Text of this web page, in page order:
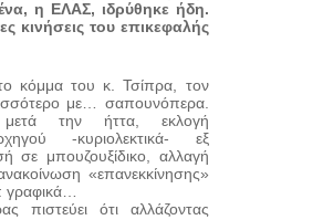
η ΕΛΑΣ, ιδρύθηκε ήδη.
κινήσεις του επικεφαλής
κόμμα του κ. Τσίπρα, τον
με… σαπουνόπερα.
μετά την ήττα, εκλογή
-κυριολεκτικά- εξ
σε μπουζουξίδικο, αλλαγή
«επανεκκίνησης»
πιστεύει ότι αλλάζοντας